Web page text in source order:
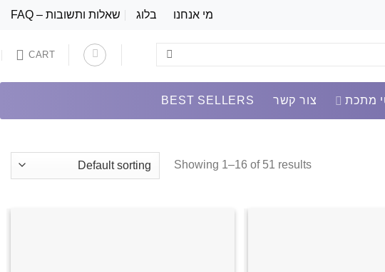
מי אנחנו בלוג שאלות ותשובות – FAQ
CART
מתכת צור קשר BEST SELLERS
Showing 1–16 of 51 results